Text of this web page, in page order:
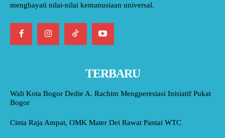
menghayati nilai-nilai kemanusiaan universal.
TERBARU
Wali Kota Bogor Dedie A. Rachim Mengperesiasi Inisiatif Pukat
Bogor
Cinta Raja Ampat, OMK Mater Dei Rawat Pantai WTC